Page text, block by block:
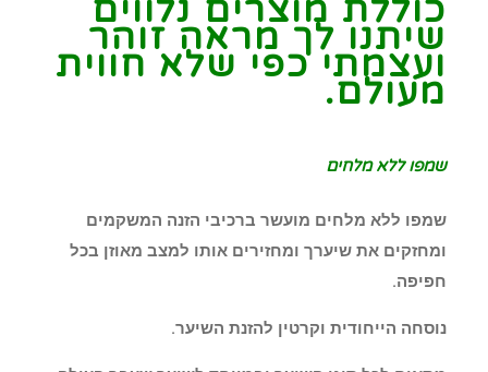
כוללת מוצרים נלווים
שיתנו לך מראה זוהר
ועצמתי כפי שלא חווית
מעולם.
שמפו ללא מלחים
שמפו ללא מלחים מועשר ברכיבי הזנה המשקמים
ומחזקים את שיערך ומחזירים אותו למצב מאוזן בכל
חפיפה.
נוסחה הייחודית וקרטין להזנת השיער.